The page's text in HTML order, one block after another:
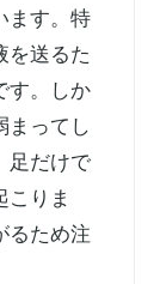
ます。特
を送るた
す。しか
まってし
足だけで
こりま
るため注